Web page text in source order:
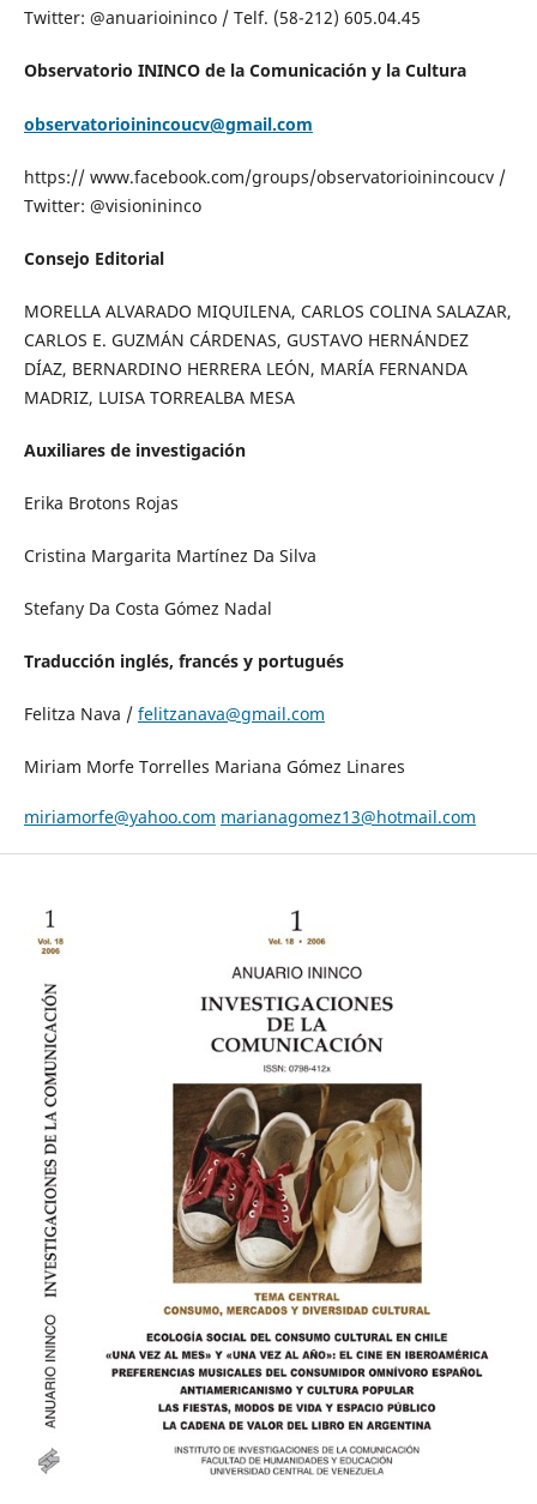
Twitter: @anuarioininco / Telf. (58-212) 605.04.45
Observatorio ININCO de la Comunicación y la Cultura
observatorioinincoucv@gmail.com
https:// www.facebook.com/groups/observatorioinincoucv /
Twitter: @visionininco
Consejo Editorial
MORELLA ALVARADO MIQUILENA, CARLOS COLINA SALAZAR,
CARLOS E. GUZMÁN CÁRDENAS, GUSTAVO HERNÁNDEZ
DÍAZ, BERNARDINO HERRERA LEÓN, MARÍA FERNANDA
MADRIZ, LUISA TORREALBA MESA
Auxiliares de investigación
Erika Brotons Rojas
Cristina Margarita Martínez Da Silva
Stefany Da Costa Gómez Nadal
Traducción inglés, francés y portugués
Felitza Nava / felitzanava@gmail.com
Miriam Morfe Torrelles Mariana Gómez Linares
miriamorfe@yahoo.com marianagomez13@hotmail.com